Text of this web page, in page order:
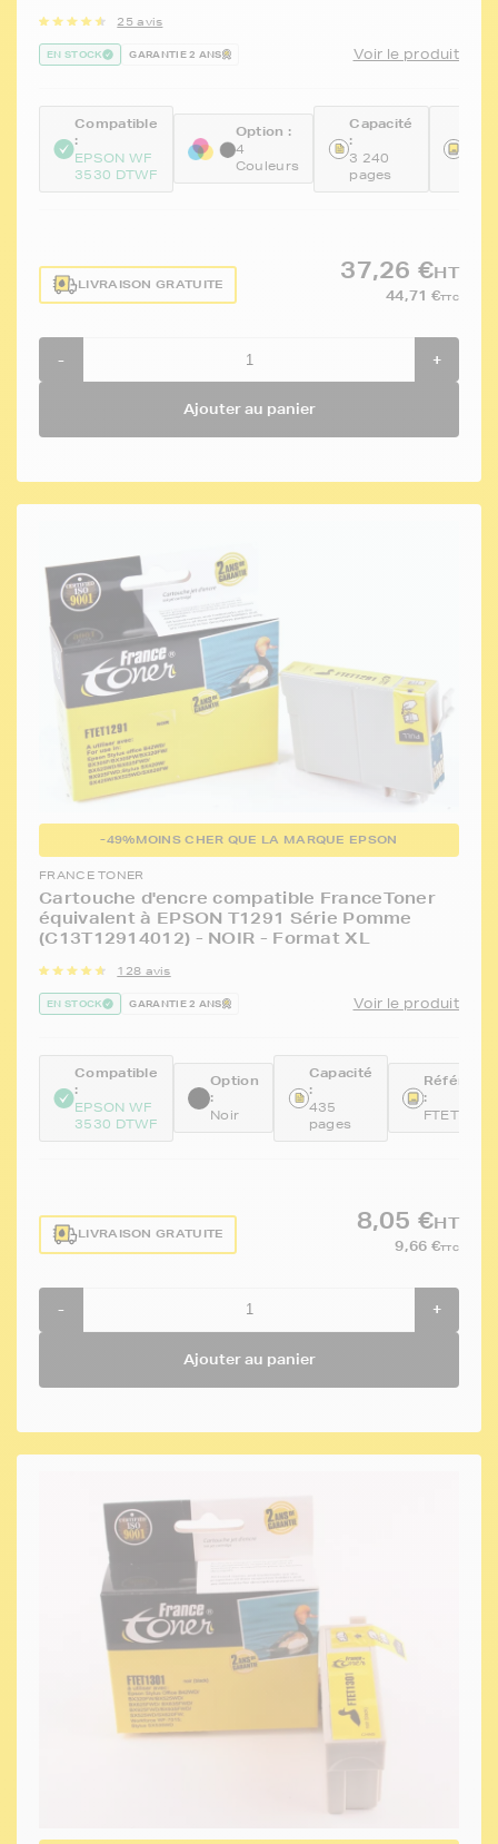
25 avis
EN STOCK GARANTIE 2 ANS Voir le produit
Compatible
:
EPSON WF
3530 DTWF
Option :
4
Couleurs
Capacité
:
3 240
pages
LIVRAISON GRATUITE
37,26 €HT
44,71 €TTC
- +
Ajouter au panier
-49%MOINS CHER QUE LA MARQUE EPSON
FRANCE TONER
Cartouche d'encre compatible FranceToner
équivalent à EPSON T1291 Série Pomme
(C13T12914012) - NOIR - Format XL
128 avis
EN STOCK GARANTIE 2 ANS Voir le produit
Compatible
:
EPSON WF
3530 DTWF
Option
:
Noir
Capacité
:
435
pages
:
FTET1291
LIVRAISON GRATUITE
8,05 €HT
9,66 €TTC
- +
Ajouter au panier